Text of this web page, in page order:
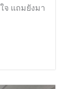
จ แถมยังมา